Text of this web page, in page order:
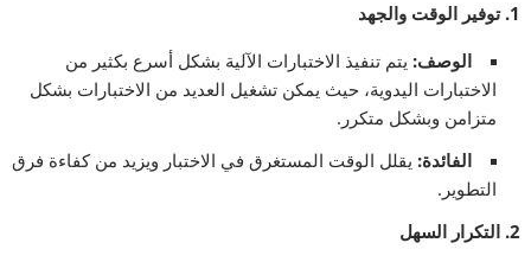
1. توفير الوقت والجهد
الوصف: يتم تنفيذ الاختبارات الآلية بشكل أسرع بكثير من
الاختبارات اليدوية، حيث يمكن تشغيل العديد من الاختبارات بشكل
متزامن وبشكل متكرر.
الفائدة: يقلل الوقت المستغرق في الاختبار ويزيد من كفاءة فرق
التطوير.
2. التكرار السهل